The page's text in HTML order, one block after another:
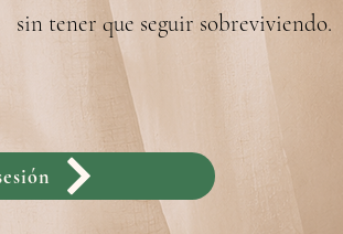
sin tener que seguir sobreviviendo.